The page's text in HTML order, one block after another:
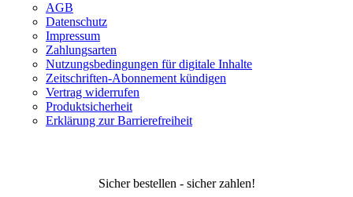
AGB
Datenschutz
Impressum
Zahlungsarten
Nutzungsbedingungen für digitale Inhalte
Zeitschriften-Abonnement kündigen
Vertrag widerrufen
Produktsicherheit
Erklärung zur Barrierefreiheit
Sicher bestellen - sicher zahlen!